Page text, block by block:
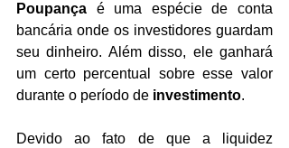
Poupança é uma espécie de conta
bancária onde os investidores guardam
seu dinheiro. Além disso, ele ganhará
um certo percentual sobre esse valor
durante o período de investimento.
Devido ao fato de que a liquidez